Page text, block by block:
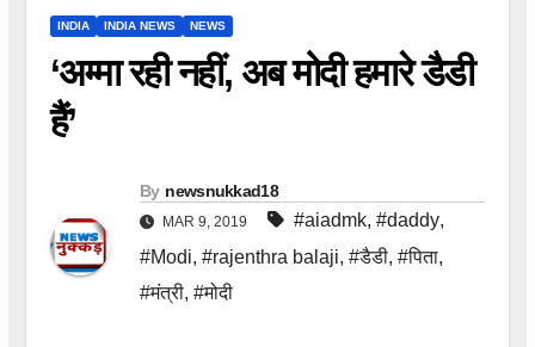
INDIA INDIA NEWS NEWS
‘अम्मा रही नहीं, अब मोदी हमारे डैडी
हैं’
By newsnukkad18
MAR 9, 2019 #aiadmk, #daddy,
#Modi, #rajenthra balaji, #डैडी, #पिता,
#मंत्री, #मोदी